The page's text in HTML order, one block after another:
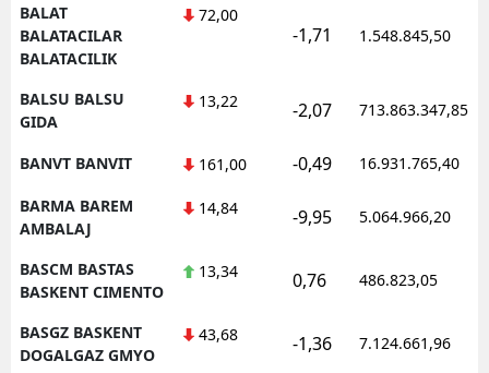
BALAT
BALATACILAR
BALATACILIK
72,00
-1,71 1.548.845,50
BALSU BALSU
GIDA
13,22 -2,07 713.863.347,85
BANVT BANVIT 161,00 -0,49 16.931.765,40
BARMA BAREM
AMBALAJ
14,84 -9,95 5.064.966,20
BASCM BASTAS
BASKENT CIMENTO
13,34 0,76 486.823,05
BASGZ BASKENT
DOGALGAZ GMYO
43,68 -1,36 7.124.661,96